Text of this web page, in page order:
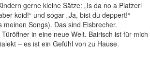
gerne kleine Sätze: „Is da no a Platzerl
koid!“ und sogar „Ja, bist du deppert!“
meinen Songs). Das sind Eisbrecher.
in eine neue Welt. Bairisch ist für mich
– es ist ein Gefühl von zu Hause.